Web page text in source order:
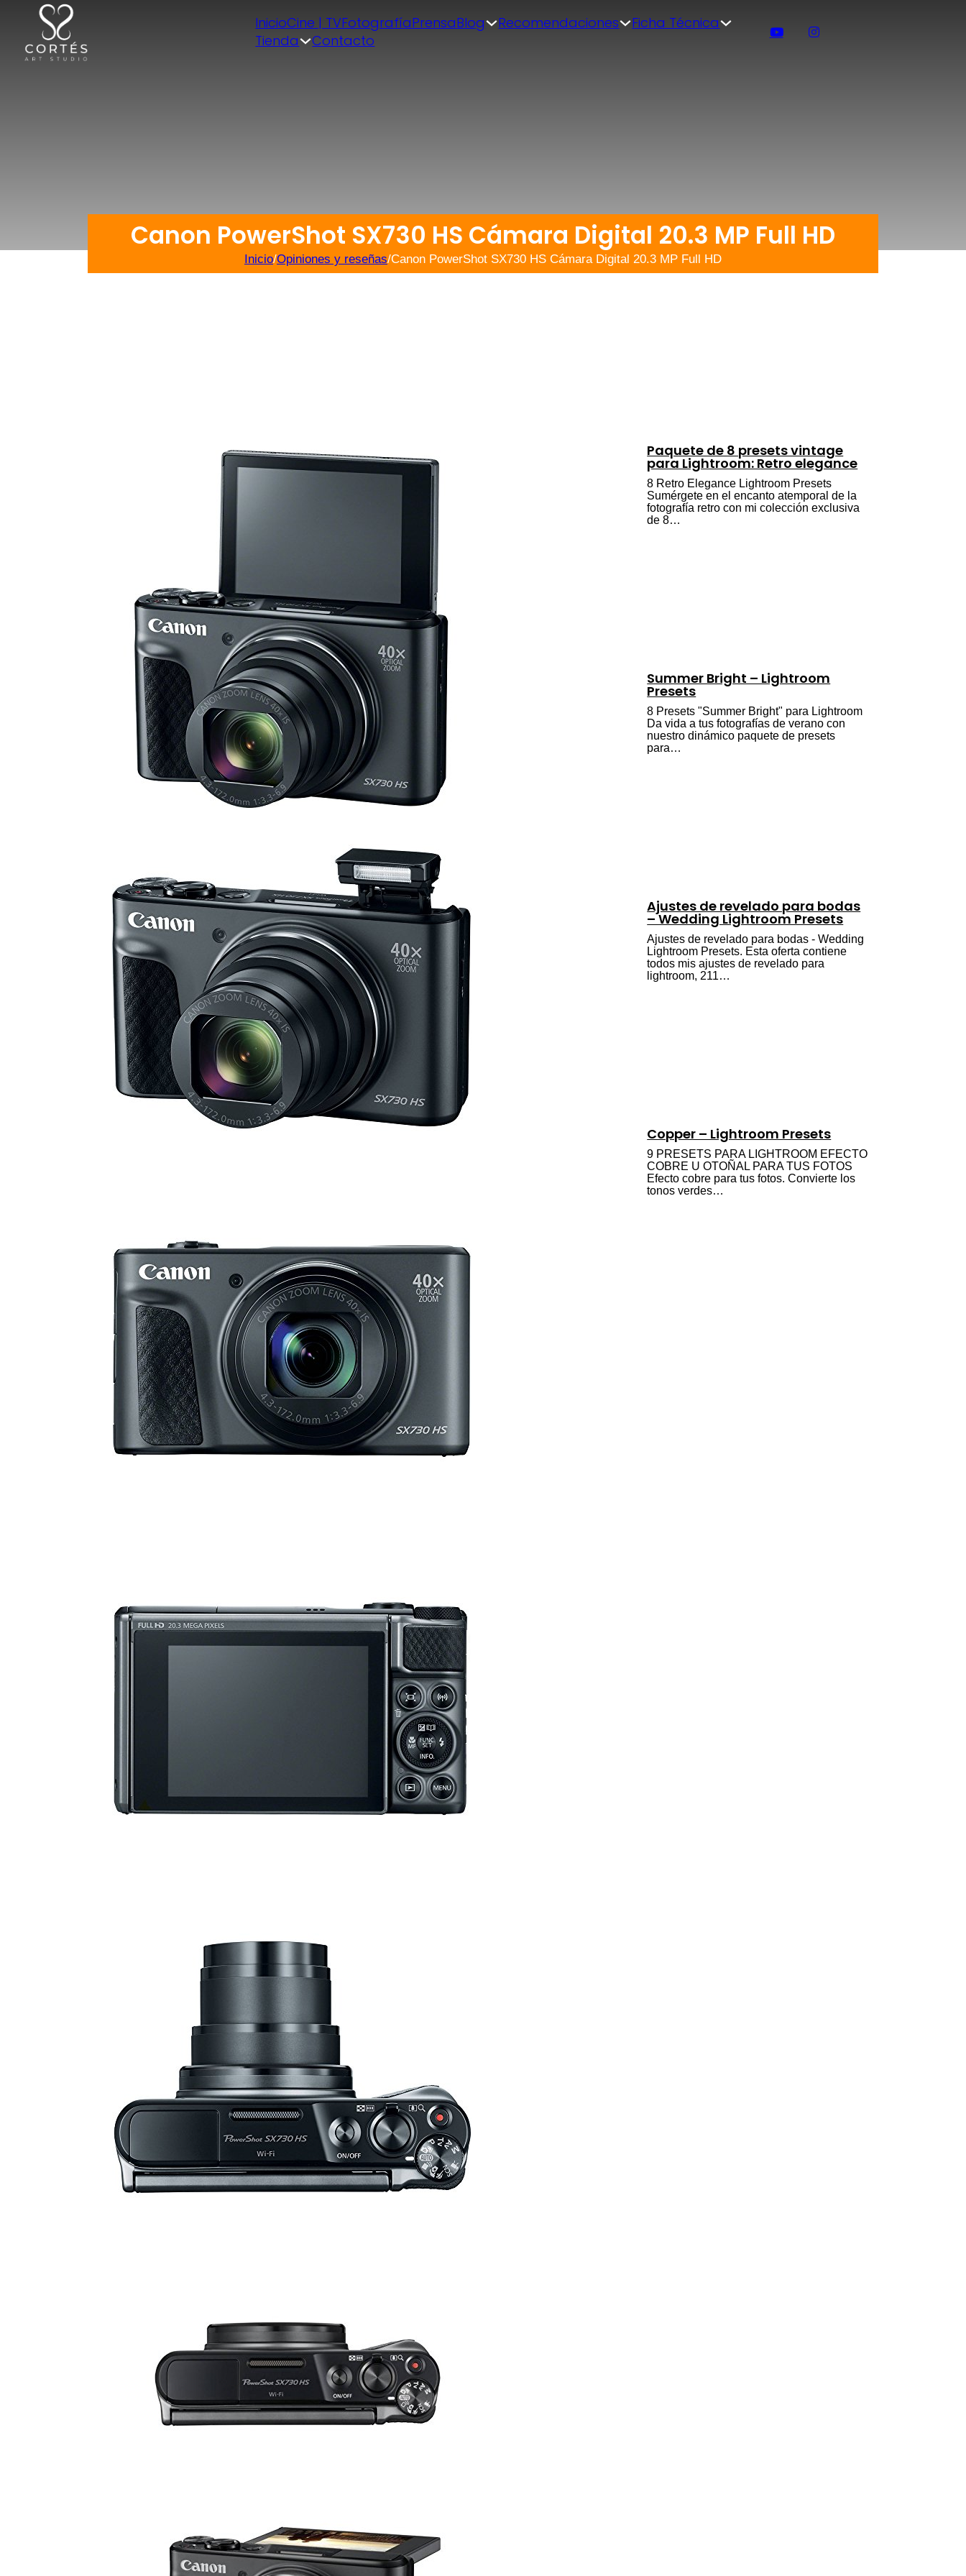
InicioCine | TVFotografíaPrensaBlog Recomendaciones
Ficha Técnica
Tienda
Contacto
Canon PowerShot SX730 HS Cámara Digital 20.3 MP Full HD
Inicio/Opiniones y reseñas/Canon PowerShot SX730 HS Cámara Digital 20.3 MP Full HD
Paquete de 8 presets vintage
para Lightroom: Retro elegance
8 Retro Elegance Lightroom Presets
Sumérgete en el encanto atemporal de la
fotografía retro con mi colección exclusiva
de 8…
Summer Bright – Lightroom
Presets
8 Presets "Summer Bright" para Lightroom
Da vida a tus fotografías de verano con
nuestro dinámico paquete de presets
para…
Ajustes de revelado para bodas
– Wedding Lightroom Presets
Ajustes de revelado para bodas - Wedding
Lightroom Presets. Esta oferta contiene
todos mis ajustes de revelado para
lightroom, 211…
Copper – Lightroom Presets
9 PRESETS PARA LIGHTROOM EFECTO
COBRE U OTOÑAL PARA TUS FOTOS
Efecto cobre para tus fotos. Convierte los
tonos verdes…